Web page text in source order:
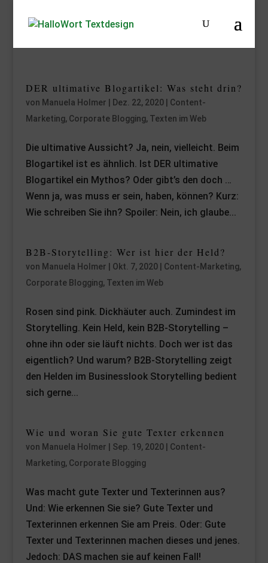
DER ultimative Blogartikel: Was steht drin?
von Manuela Holmer Dez. 22, 2020| Content-
Marketing, Corporate Blogging, Texten im Web
Die ultimative Aussicht? Ja, nein, vielleicht. Beim
Blogartikel ist es ähnlich. Ist DER ultimative
Blogartikel ein Mythos? Oder gibt’s den doch …
Wenn ja, was muss er sein, haben, können? Kurz:
Wie schreiben Sie ihn? Spoiler: Nein, ich glaube...
B2B-Storytelling: Wer ist hier der Held?
von Manuela Holmer Okt. 7, 2020| Content-Marketing,
Corporate Blogging, Texten im Web
Rosen sind pink. Dickhäuter auch. Zumindest im
Storytelling. Kein Held, kein B2B-Storytelling –
ohne ihn oder sie läuft nichts. Doch wer ist das
eigentlich? Und warum? B2B-Storytelling zeigt
den Helden im Businesslook Storytelling bedient
sich gerne...
Wie und woran Sie gute Texter erkennen
von Manuela Holmer Sep. 19, 2020| Content-
Marketing, Corporate Blogging
Was macht gute Texter und Texterinnen aus?
Und: Wie erkennen Sie sie? Gute Texter und
Texterinnen erkennen Sie am Preis. Oder: Gute
Texter und Texterinnen machen dieses und jenes.
Jedoch: DAS machen sie auf keinen Fall!